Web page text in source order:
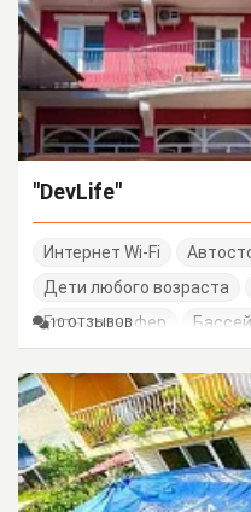
"DevLife"
Интернет Wi-Fi
Дети любого возраста
Есть трансфер
10 ОТЗЫВОВ